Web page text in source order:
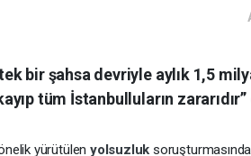
tek bir şahsa devriyle aylık 1,5
tüm İstanbulluların
yürütülen yolsuzluk